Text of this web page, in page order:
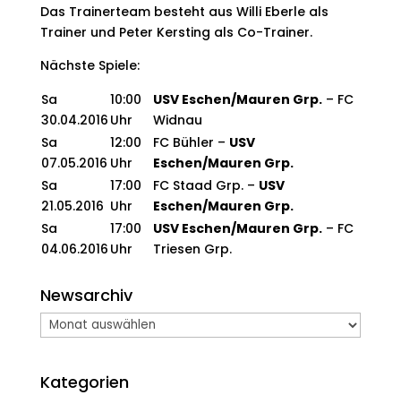
Das Trainerteam besteht aus Willi Eberle als
Trainer und Peter Kersting als Co-Trainer.
Nächste Spiele:
Sa
30.04.2016
10:00
Uhr
USV Eschen/Mauren Grp.– FC
Widnau
Sa
07.05.2016
12:00
Uhr
FC Bühler – USV
Eschen/Mauren Grp.
Sa
21.05.2016
17:00
Uhr
FC Staad Grp. – USV
Eschen/Mauren Grp.
Sa
04.06.2016
17:00
Uhr
USV Eschen/Mauren Grp.– FC
Triesen Grp.
Newsarchiv
Newsarchiv
Kategorien